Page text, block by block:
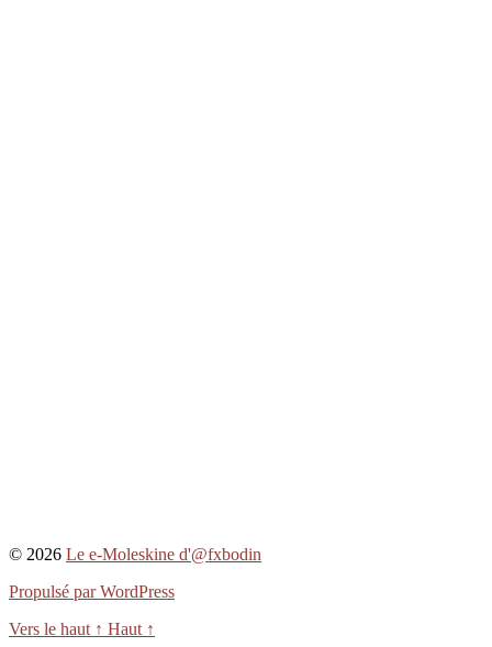
© 2026 Le e-Moleskine d'@fxbodin
Propulsé par WordPress
Vers le haut ↑ Haut ↑